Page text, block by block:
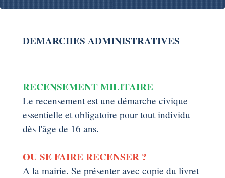
DEMARCHES ADMINISTRATIVES
RECENSEMENT MILITAIRE
Le recensement est une démarche civique
essentielle et obligatoire pour tout individu
dès l'âge de 16 ans.
OU SE FAIRE RECENSER ?
A la mairie. Se présenter avec copie du livret